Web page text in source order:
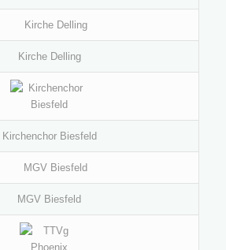
Kirche Delling
Kirchenchor Biesfeld
MGV Biesfeld